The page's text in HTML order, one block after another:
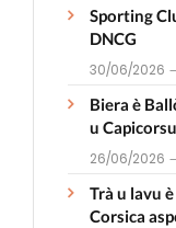
Sporting
DNCG
30/06/2026
Biera è
u
26/06/2026
Trà u lavu
Corsica